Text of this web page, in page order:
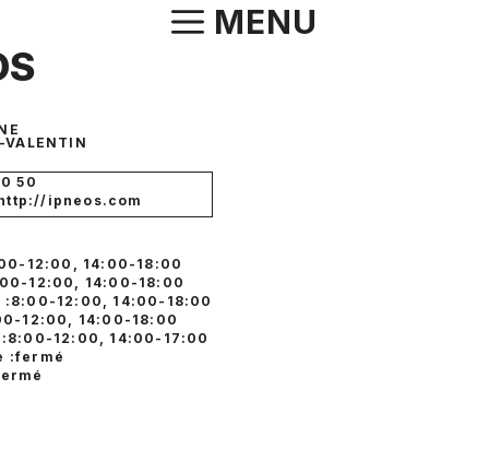
au
contenu
MENU
VALENTIN
50
ipneos.com
12:00, 14:00-18:00
12:00, 14:00-18:00
12:00, 14:00-18:00
12:00, 14:00-18:00
12:00, 14:00-17:00
:fermé